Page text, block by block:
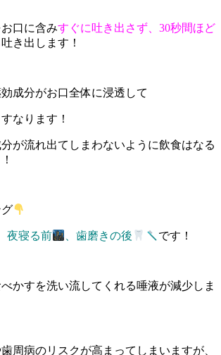
口に含みすぐに吐き出さず、30秒間ほど
吐き出します！
成分がお口全体に浸透して
なります！
が流れ出てしまわないように飲食はなる
夜寝る前 、歯磨きの後 です！
かすを洗い流してくれる唾液が減少しま
周病のリスクが高まってしまいますが、